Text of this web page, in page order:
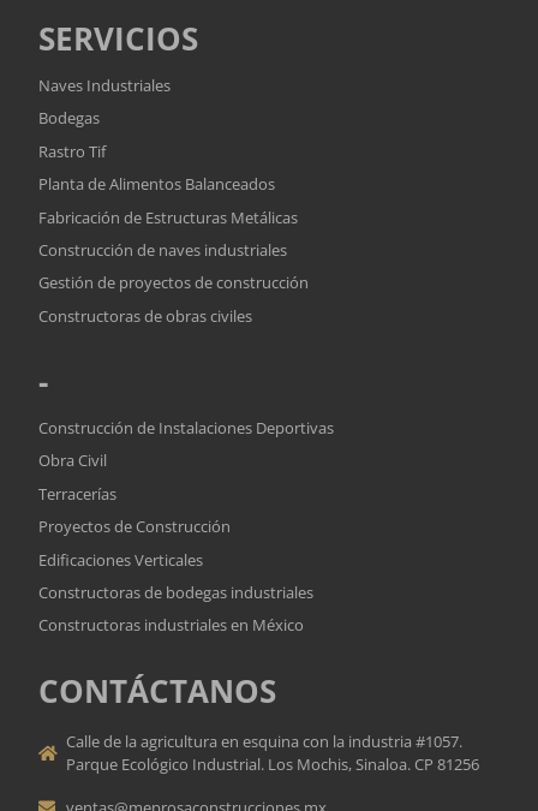
SERVICIOS
Naves Industriales
Bodegas
Rastro Tif
Planta de Alimentos Balanceados
Fabricación de Estructuras Metálicas
Construcción de naves industriales
Gestión de proyectos de construcción
Constructoras de obras civiles
-
Construcción de Instalaciones Deportivas
Obra Civil
Terracerías
Proyectos de Construcción
Edificaciones Verticales
Constructoras de bodegas industriales
Constructoras industriales en México
CONTÁCTANOS
Calle de la agricultura en esquina con la industria #1057.
Parque Ecológico Industrial. Los Mochis, Sinaloa. CP 81256